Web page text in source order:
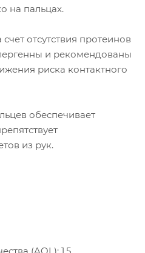
на пальцах.
отсутствия протеинов
и рекомендованы
риска контактного
обеспечивает
из рук.